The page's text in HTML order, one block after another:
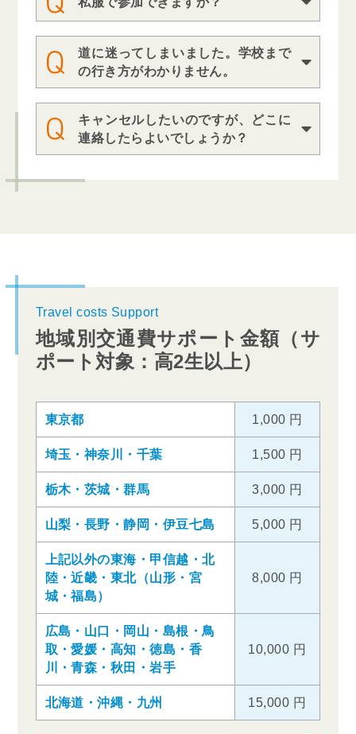
をサポートします。
服装は自由です。制服でも私服でもど
道に迷ってしまいました。学校まで
の行き方がわかりません。
アクセスマップのページの地図は、
Google Mapで確認できます。道に迷っ
てしまった方はお電話ください。
キャンセルしたいのですが、どこに
連絡したらよいでしょうか？
お申込みイベントの開始時間までに、
ご予約した希望学科のLINEにご連絡い
ただくか、以下のお問合せフォームへ
ご連絡ください。
Travel costs Support
地域別交通費サポート金額（サ
ポート対象：高2生以上）
東京都 1,000 円
埼玉・神奈川・千葉 1,500 円
栃木・茨城・群馬 3,000 円
山梨・長野・静岡・伊豆七島 5,000 円
上記以外の東海・甲信越・北
陸・近畿・東北（山形・宮
城・福島）
8,000 円
広島・山口・岡山・島根・鳥
取・愛媛・高知・徳島・香
川・青森・秋田・岩手
10,000 円
北海道・沖縄・九州 15,000 円